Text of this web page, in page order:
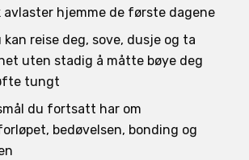
avlaster hjemme de første dagene
kan reise deg, sove, dusje og ta
uten stadig å måtte bøye deg
tungt
du fortsatt har om
bedøvelsen, bonding og